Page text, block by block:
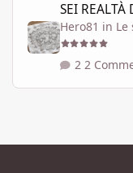
SEI REALTÀ
Hero81 in Le
2